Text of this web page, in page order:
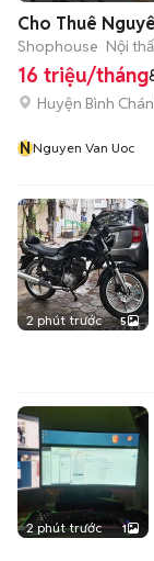
Cho Thuê
Shophouse Nội
16 triệu/tháng
Huyện Bình
NNguyen Van Uoc
2 phút trước 5
2 phút trước 1